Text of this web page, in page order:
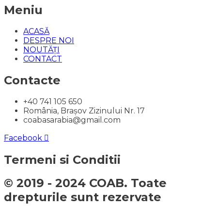
Meniu
ACASĂ
DESPRE NOI
NOUTĂȚI
CONTACT
Contacte
+40 741 105 650
România, Brașov Zizinului Nr. 17
coabasarabia@gmail.com
Facebook
Termeni si Conditii
© 2019 - 2024 COAB. Toate
drepturile sunt rezervate